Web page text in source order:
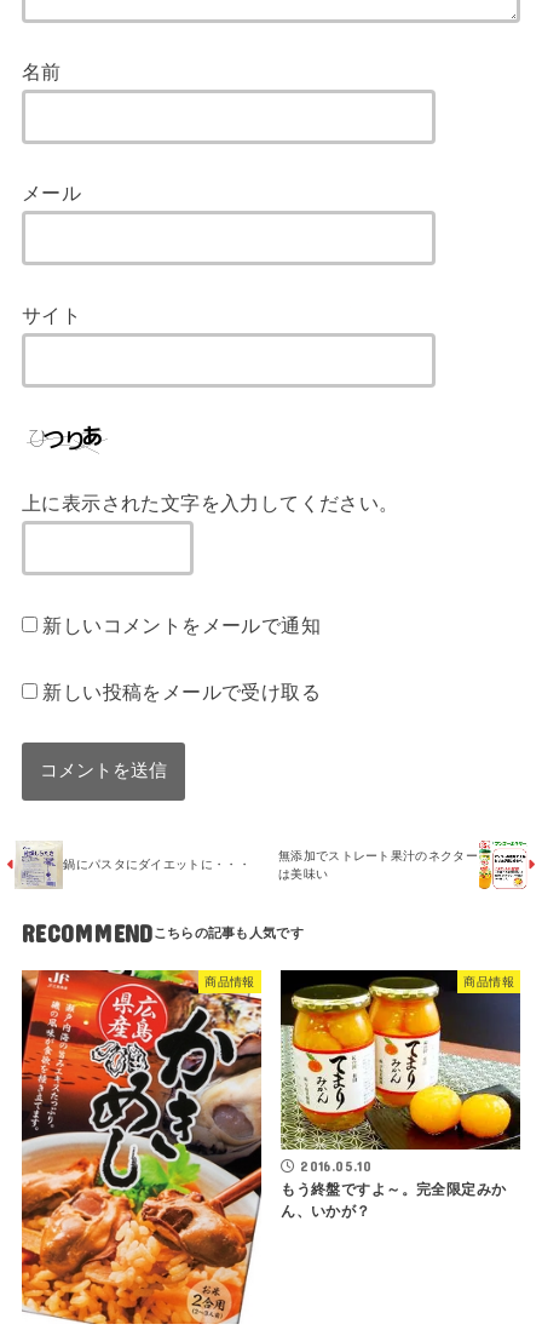
名前
メール
サイト
上に表示された文字を入力してください。
新しいコメントをメールで通知
新しい投稿をメールで受け取る
鍋にパスタにダイエットに・・・
無添加でストレート果汁のネクター
は美味い
RECOMMEND
商品情報 商品情報
2016.05.10
もう終盤ですよ～。完全限定みか
ん、いかが？